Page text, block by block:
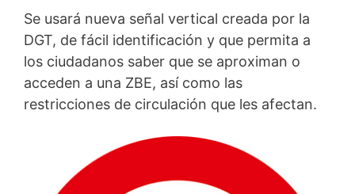
Se usará nueva señal vertical creada por la
DGT, de fácil identificación y que permita a
los ciudadanos saber que se aproximan o
acceden a una ZBE, así como las
restricciones de circulación que les afectan.